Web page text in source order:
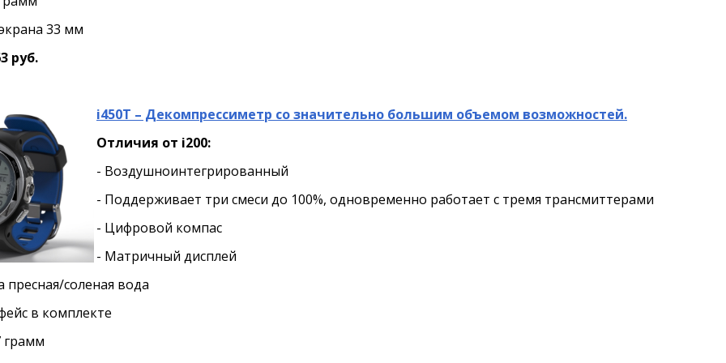
33 мм
руб.
i450T – Декомпрессиметр со значительно большим объемом возможностей.
Отличия от i200:
- Воздушноинтегрированный
- Поддерживает три смеси до 100%, одновременно работает с тремя трансмиттерами
- Цифровой компас
- Матричный дисплей
пресная/соленая вода
в комплекте
грамм